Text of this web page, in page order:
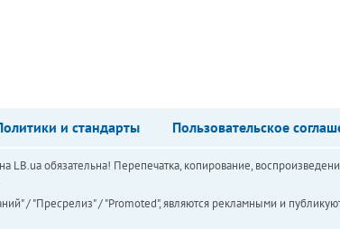
и стандарты Пользовательское
обязательна! Перепечатка, копирование,
/ "Пресрелиз" / "Promoted", являются рекламными и